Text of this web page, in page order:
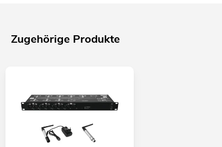
Zugehörige Produkte